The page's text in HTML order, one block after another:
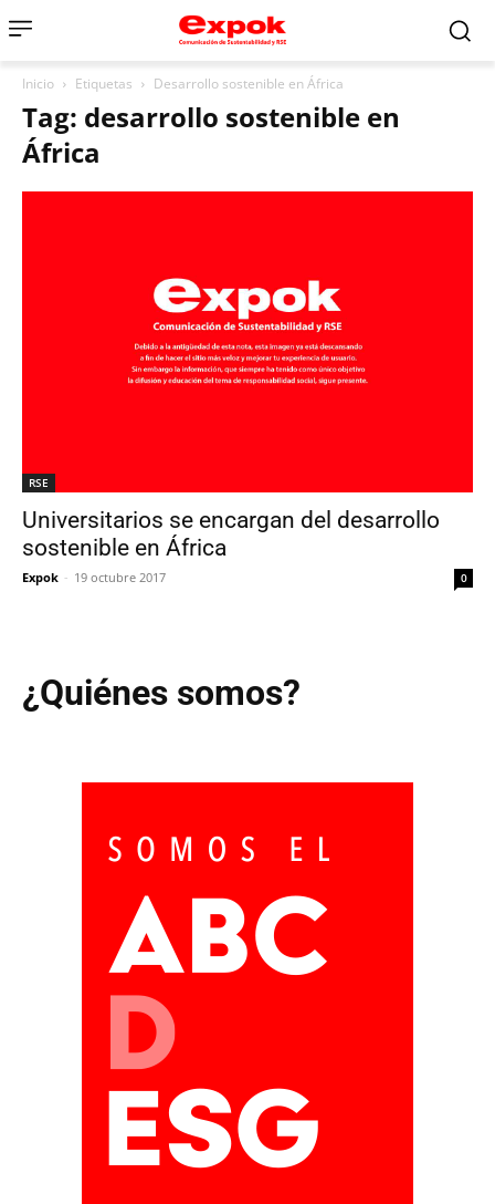
Inicio Etiquetas Desarrollo sostenible en África
Tag: desarrollo sostenible en
África
RSE
Universitarios se encargan del desarrollo
sostenible en África
Expok - 19 octubre 2017 0
¿Quiénes somos?